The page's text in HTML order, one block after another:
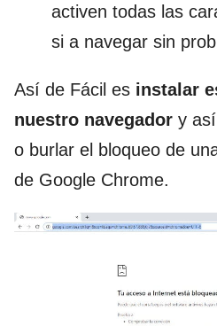
activen todas las
si a navegar sin
Así de Fácil es instalar
nuestro navegador y
o burlar el bloqueo de
de Google Chrome.